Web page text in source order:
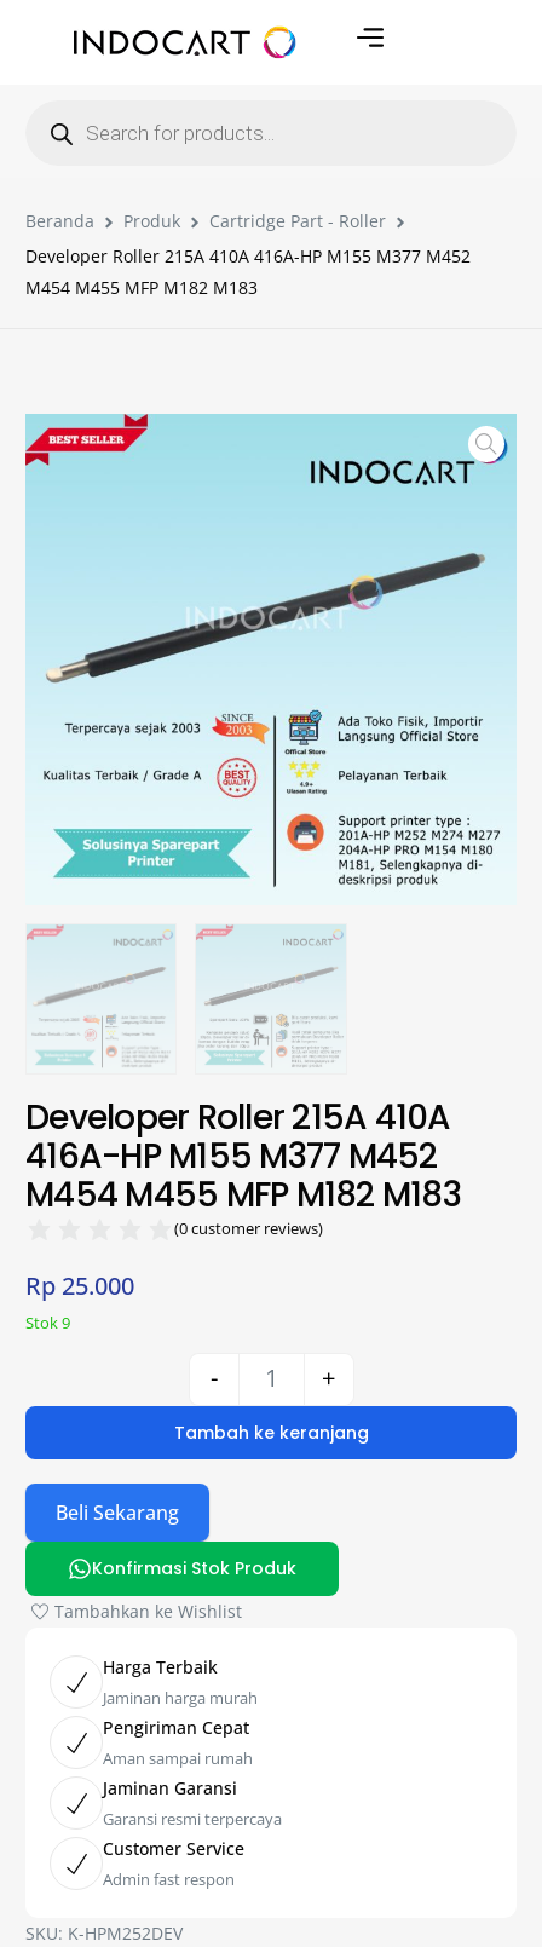
Beranda Produk
Cartridge Part - Roller
Developer Roller 215A 410A 416A-HP M155 M377 M452
M454 M455 MFP M182 M183
Developer Roller 215A 410A
416A-HP M155 M377 M452
M454 M455 MFP M182 M183
(0customer reviews)
Rp 25.000
Stok 9
- +
Tambah ke keranjang
Beli Sekarang
Konfirmasi Stok Produk
Tambahkan ke Wishlist
Harga Terbaik
Jaminan harga murah
Pengiriman Cepat
Aman sampai rumah
Jaminan Garansi
Garansi resmi terpercaya
Customer Service
Admin fast respon
SKU: K-HPM252DEV